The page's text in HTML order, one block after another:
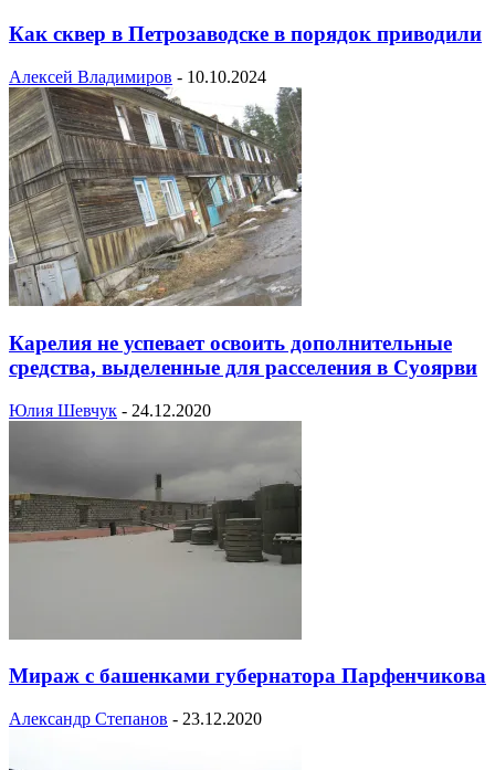
Как сквер в Петрозаводске в порядок приводили
Алексей Владимиров - 10.10.2024
Карелия не успевает освоить дополнительные
средства, выделенные для расселения в Суоярви
Юлия Шевчук - 24.12.2020
Мираж с башенками губернатора Парфенчикова
Александр Степанов - 23.12.2020